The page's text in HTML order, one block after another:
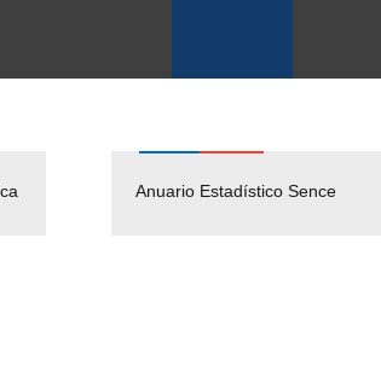
Anuario Estadístico Sence
Públicos
Solicitud Audiencias y